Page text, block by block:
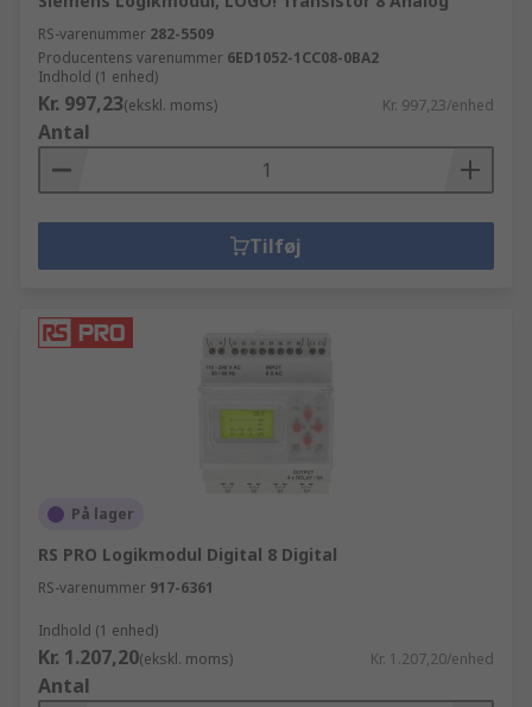
RS-varenummer 282-5509
Producentens varenummer 6ED1052-1CC08-0BA2
Indhold (1 enhed)
Kr. 997,23(ekskl. moms) Kr. 997,23/enhed
Antal
Tilføj
På lager
RS PRO Logikmodul Digital 8 Digital
RS-varenummer 917-6361
Indhold (1 enhed)
Kr. 1.207,20(ekskl. moms) Kr. 1.207,20/enhed
Antal